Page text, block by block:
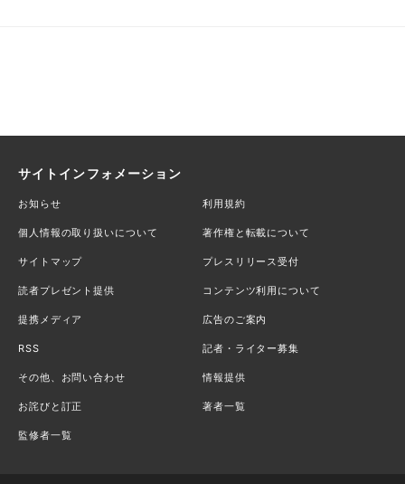
サイトインフォメーション
お知らせ 利用規約
個人情報の取り扱いについて 著作権と転載について
サイトマップ プレスリリース受付
読者プレゼント提供 コンテンツ利用について
提携メディア 広告のご案内
RSS 記者・ライター募集
その他、お問い合わせ 情報提供
お詫びと訂正 著者一覧
監修者一覧